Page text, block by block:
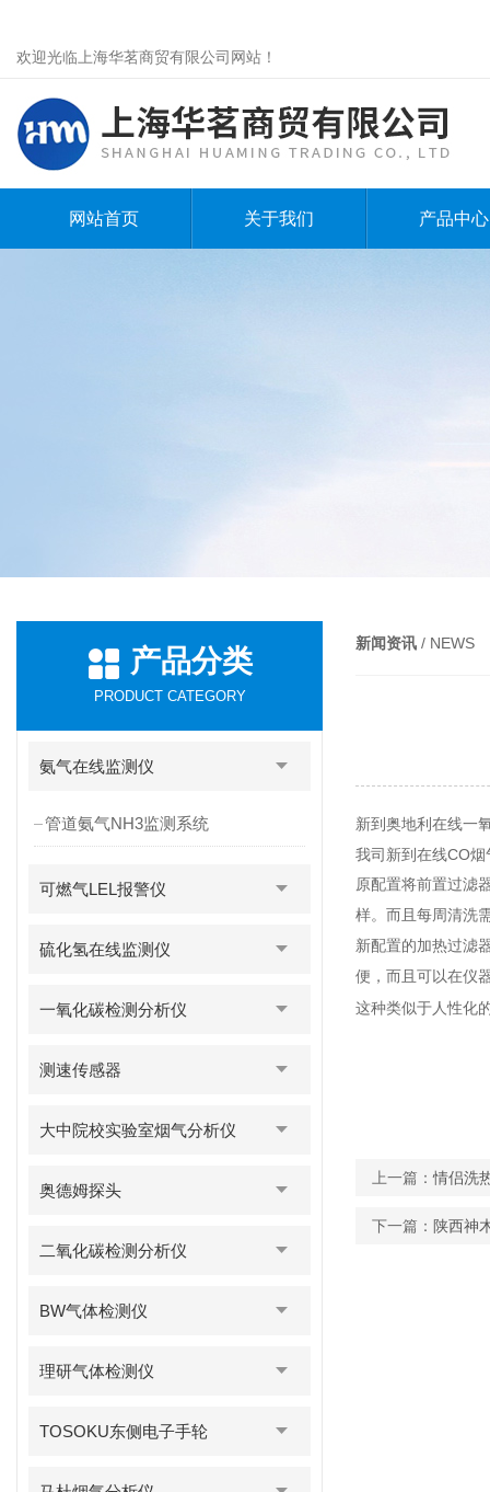
欢迎光临上海华茗商贸有限公司网站！
网站首页 关于我们 产品中心
产品分类
PRODUCT CATEGORY
氨气在线监测仪
管道氨气NH3监测系统
可燃气LEL报警仪
硫化氢在线监测仪
一氧化碳检测分析仪
测速传感器
大中院校实验室烟气分析仪
奥德姆探头
二氧化碳检测分析仪
BW气体检测仪
理研气体检测仪
TOSOKU东侧电子手轮
新闻资讯 / NEWS
新到奥地利在线一
我司新到在线CO
原配置将前置过滤
样。而且每周清洗
新配置的加热过滤
便，而且可以在仪
这种类似于人性化
上一篇：情侣洗
下一篇： 陕西神